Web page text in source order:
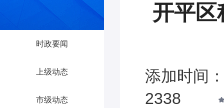
时政要闻
上级动态
市级动态
开平区
添加时间
2338